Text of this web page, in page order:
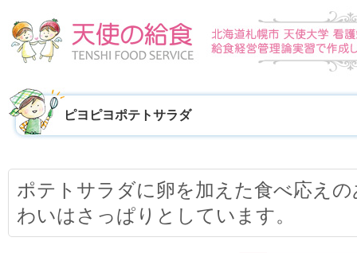
ピヨピヨポテトサラダ
ポテトサラダに卵を加えた食べ応え
わいはさっぱりとしています。